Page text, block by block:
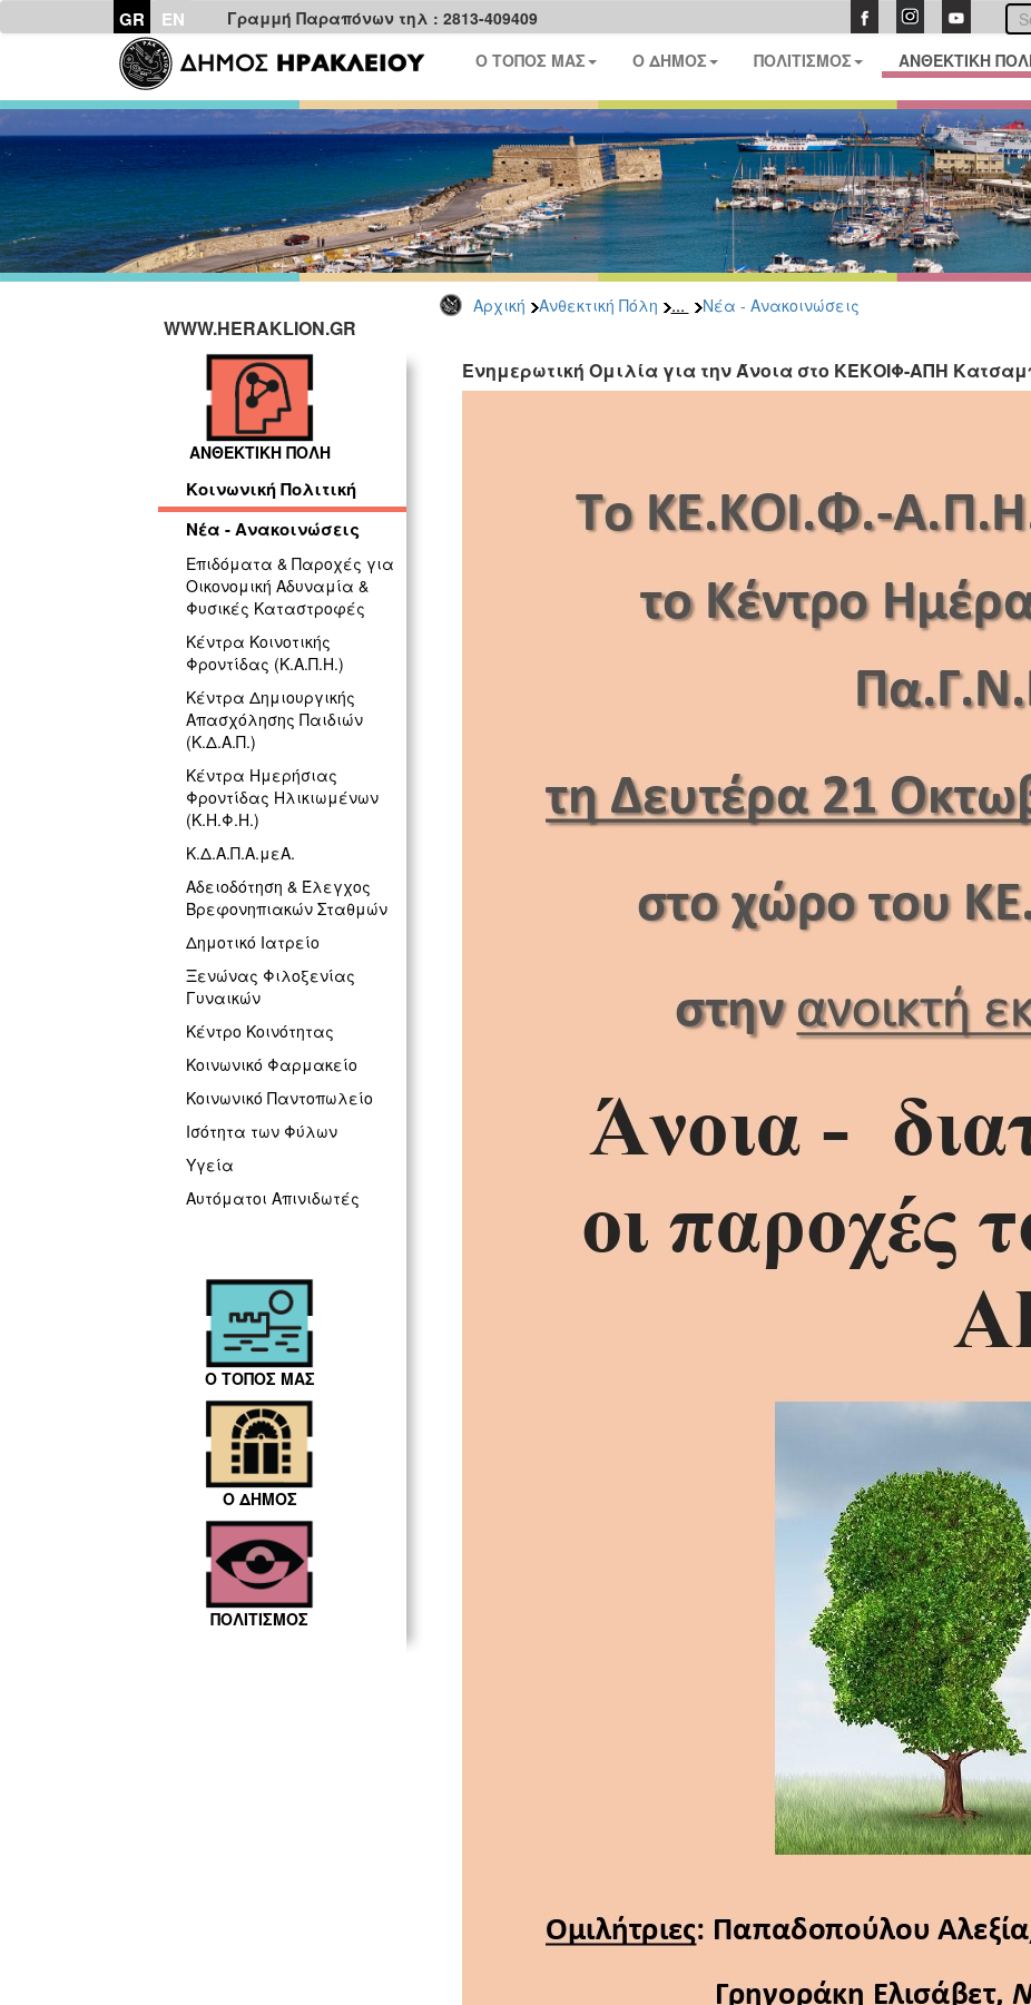
GR EN Γραμμή Παραπόνων τηλ : 2813-409409
Ο ΤΟΠΟΣ ΜΑΣ Ο ΔΗΜΟΣ ΠΟΛΙΤΙΣΜΟΣ ΑΝΘΕΚΤΙΚΗ
Αρχική Ανθεκτική Πόλη ... Νέα - Ανακοινώσεις
WWW.HERAKLION.GR
ΑΝΘΕΚΤΙΚΗ ΠΟΛΗ
Κοινωνική Πολιτική
Νέα - Ανακοινώσεις
Επιδόματα & Παροχές για
Οικονομική Αδυναμία &
Φυσικές Καταστροφές
Κέντρα Κοινοτικής
Φροντίδας (Κ.Α.Π.Η.)
Κέντρα Δημιουργικής
Απασχόλησης Παιδιών
(Κ.Δ.Α.Π.)
Κέντρα Ημερήσιας
Φροντίδας Ηλικιωμένων
(Κ.Η.Φ.Η.)
Κ.Δ.Α.Π.Α.μεΑ.
Αδειοδότηση & Έλεγχος
Βρεφονηπιακών Σταθμών
Δημοτικό Ιατρείο
Ξενώνας Φιλοξενίας
Γυναικών
Κέντρο Κοινότητας
Κοινωνικό Φαρμακείο
Κοινωνικό Παντοπωλείο
Ισότητα των Φύλων
Υγεία
Αυτόματοι Απινιδωτές
Ο ΤΟΠΟΣ ΜΑΣ
Ο ΔΗΜΟΣ
ΠΟΛΙΤΙΣΜΟΣ
Ενημερωτική Ομιλία για την Άνοια στο ΚΕΚΟΙΦ-ΑΠΗ